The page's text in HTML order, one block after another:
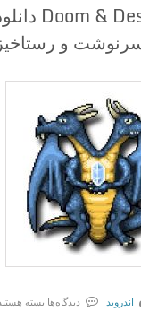
Doom & Destiny Advanced v1.6.2.3 دانلود
و رستاخیز
دیدگاه‌هابسته هستند